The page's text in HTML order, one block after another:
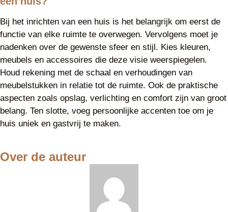
Bij het inrichten van een huis is het belangrijk om eerst de
functie van elke ruimte te overwegen. Vervolgens moet je
nadenken over de gewenste sfeer en stijl. Kies kleuren,
meubels en accessoires die deze visie weerspiegelen.
Houd rekening met de schaal en verhoudingen van
meubelstukken in relatie tot de ruimte. Ook de praktische
aspecten zoals opslag, verlichting en comfort zijn van groot
belang. Ten slotte, voeg persoonlijke accenten toe om je
huis uniek en gastvrij te maken.
Over de auteur